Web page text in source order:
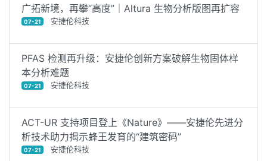
广拓新境，再攀“高度”｜Altura 生物分析版图再扩容
07-21 安捷伦科技
PFAS 检测再升级：安捷伦创新方案破解生物固体样
本分析难题
07-21 安捷伦科技
ACT-UR 支持项目登上《Nature》——安捷伦先进分
析技术助力揭示蜂王发育的“建筑密码”
07-21 安捷伦科技